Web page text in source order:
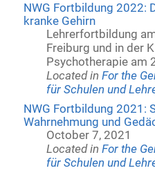
NWG Fortbildung 2022:
kranke Gehirn
Lehrerfortbildung
Freiburg und in der
Psychotherapie am
Located inFor the
für Schulen und
NWG Fortbildung 2021:
Wahrnehmung und
October 7, 2021
Located inFor the
für Schulen und